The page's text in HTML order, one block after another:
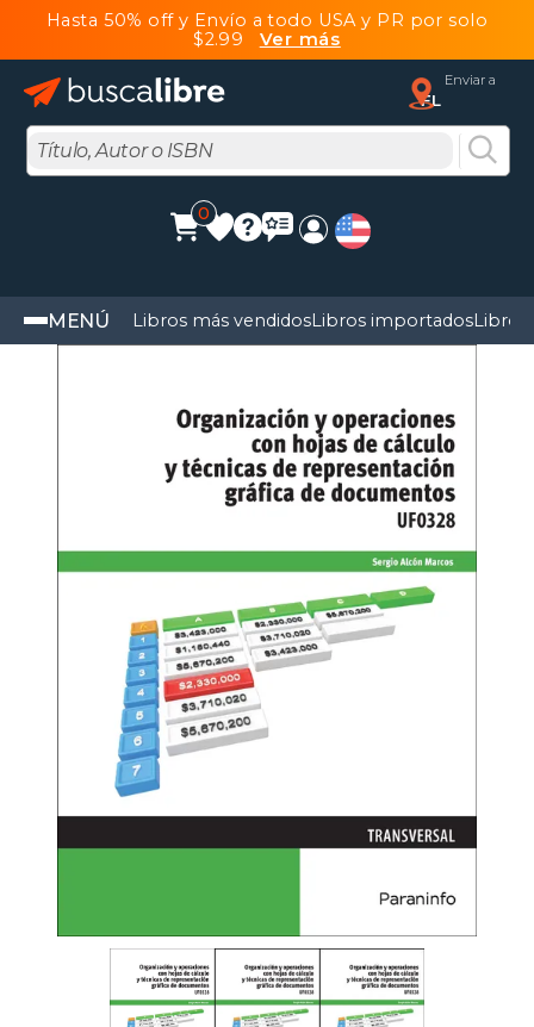
Hasta 50% off y Envío a todo USA y PR por solo
$2.99 Ver más
Enviar a
FL
0
MENÚ Libros más vendidosLibros importadosLibros